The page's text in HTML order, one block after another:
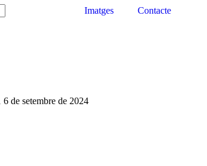
Imatges Contacte
6 de setembre de 2024